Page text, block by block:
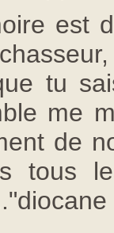
est
tu
me
de
tous